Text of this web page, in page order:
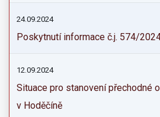
24.09.2024
Poskytnutí informace č.j. 574/
12.09.2024
Situace pro stanovení přechodné
v Hoděčíně